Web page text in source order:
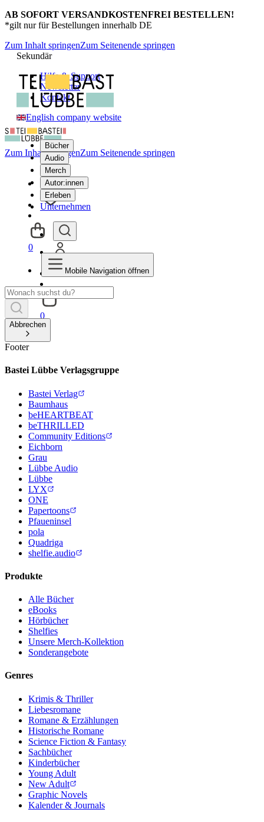
AB SOFORT VERSANDKOSTENFREI BESTELLEN!
*gilt nur für Bestellungen innerhalb DE
Zum Inhalt springenZum Seitenende springen
Sekundär
Hilfe & Support
Newsletter
Kontakt
English company website
Bücher
Audio
Merch
Autor:innen
Erleben
Unternehmen
0
Zum Inhalt springenZum Seitenende springen
0
Mobile Navigation öffnen
Abbrechen
Footer
Bastei Lübbe Verlagsgruppe
Bastei Verlag
Baumhaus
beHEARTBEAT
beTHRILLED
Community Editions
Eichborn
Grau
Lübbe Audio
Lübbe
LYX
ONE
Papertoons
Pfaueninsel
pola
Quadriga
shelfie.audio
Produkte
Alle Bücher
eBooks
Hörbücher
Shelfies
Unsere Merch-Kollektion
Sonderangebote
Genres
Krimis & Thriller
Liebesromane
Romane & Erzählungen
Historische Romane
Science Fiction & Fantasy
Sachbücher
Kinderbücher
Young Adult
New Adult
Graphic Novels
Kalender & Journals